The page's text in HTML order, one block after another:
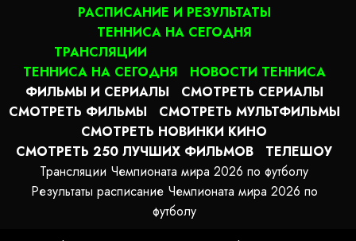
РАСПИСАНИЕ И РЕЗУЛЬТАТЫ
ТЕННИСА НА СЕГОДНЯ
ТРАНСЛЯЦИИ
ТЕННИСА НА СЕГОДНЯ
НОВОСТИ ТЕННИСА
ФИЛЬМЫ И СЕРИАЛЫ
СМОТРЕТЬ СЕРИАЛЫ
СМОТРЕТЬ ФИЛЬМЫ
СМОТРЕТЬ МУЛЬТФИЛЬМЫ
СМОТРЕТЬ НОВИНКИ КИНО
СМОТРЕТЬ 250 ЛУЧШИХ ФИЛЬМОВ
ТЕЛЕШОУ
Трансляции Чемпионата мира 2026 по футболу
Результаты расписание Чемпионата мира 2026 по
футболу